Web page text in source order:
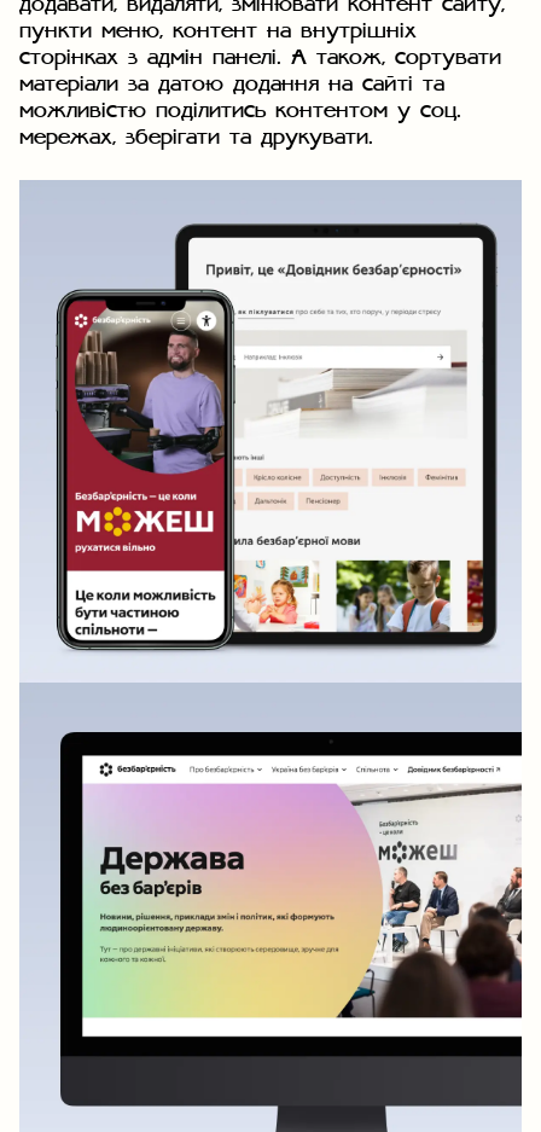
додавати, видаляти, змінювати контент сайту,
пункти меню, контент на внутрішніх
сторінках з адмін панелі. А також, сортувати
матеріали за датою додання на сайті та
можливістю поділитись контентом у соц.
мережах, зберігати та друкувати.